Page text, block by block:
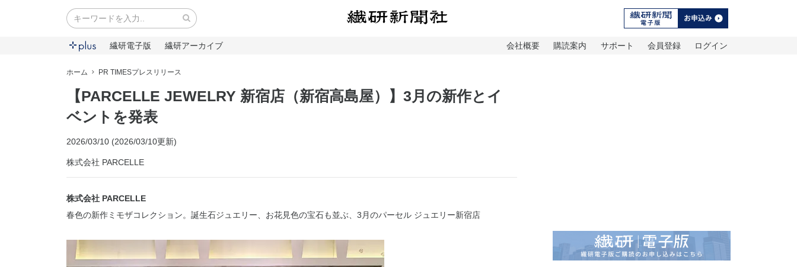
繊研電子版 繊研アーカイブ ログイン
会員登録
サポート
購読案内
会社概要
ホーム PR TIMESプレスリリース
【PARCELLE JEWELRY 新宿店（新宿高島屋）】3月の新作とイ
ベントを発表
2026/03/10 (2026/03/10更新)
株式会社 PARCELLE
株式会社 PARCELLE
春色の新作ミモザコレクション。誕生石ジュエリー、お花見色の宝石も並ぶ、3月のパーセル ジュエリー新宿店